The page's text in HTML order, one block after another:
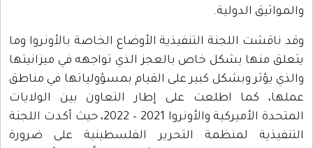
والمواثيق الدولية.
وقد ناقشت اللجنة التنفيذية الأوضاع الخاصة بالأونروا وما
يتعلق منها بشكل خاص بالعجز الذي تواجهه في ميزانيتها
والذي يؤثر وبشكل كبير على القيام بمسؤولياتها في مناطق
عملها، كما اطلعت على إطار التعاون بين الولايات
المتحدة الأميركية والأونروا 2021 – 2022، حيث أكدت اللجنة
التنفيذية لمنظمة التحرير الفلسطينية على ضرورة